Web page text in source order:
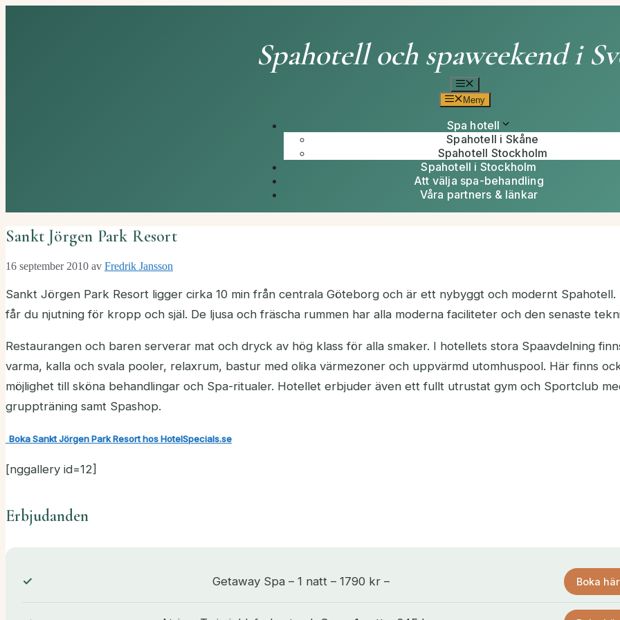
Spahotell och spaweekend i
Meny
Spa hotell
Spahotell i Skåne
Spahotell Stockholm
Spahotell i Stockholm
Att välja spa-behandling
Våra partners & länkar
Sankt Jörgen Park Resort
16 september 2010 av Fredrik Jansson
Sankt Jörgen Park Resort ligger cirka 10 min från centrala Göteborg och är ett nybyggt och modernt Spahotell.
får du njutning för kropp och själ. De ljusa och fräscha rummen har alla moderna faciliteter och den senaste
Restaurangen och baren serverar mat och dryck av hög klass för alla smaker. I hotellets stora Spaavdelning
varma, kalla och svala pooler, relaxrum, bastur med olika värmezoner och uppvärmd utomhuspool. Här finns
möjlighet till sköna behandlingar och Spa-ritualer. Hotellet erbjuder även ett fullt utrustat gym och Sportclub
gruppträning samt Spashop.
Boka Sankt Jörgen Park Resort hos HotelSpecials.se
[nggallery id=12]
Erbjudanden
Getaway Spa – 1 natt – 1790 kr – Boka här